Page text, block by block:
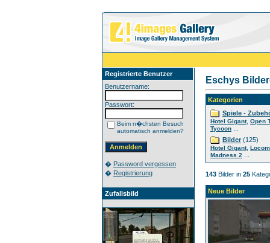
Registrierte Benutzer
Benutzername:
Passwort:
Beim n�chsten Besuch
automatisch anmelden?
� Password vergessen
� Registrierung
Zufallsbild
Eschys
Kategorien
Spiele -
Hotel Gigant, Open
Tycoon
Bilder(125)
Hotel Gigant,
Madness 2
143 Bilder in 25
Neue Bilder